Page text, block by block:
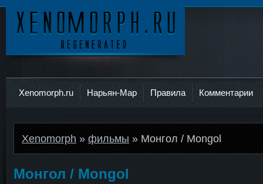
Xenomorph.ru Нарьян-Мар Правила Комментарии
Xenomorph » фильмы » Монгол / Mongol
Монгол / Mongol